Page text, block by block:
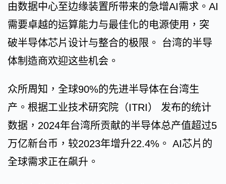
由数据中心至边缘装置所带来的急增AI需求。AI
需要卓越的运算能力与最佳化的电源使用，突
破半导体芯片设计与整合的极限。 台湾的半导
体制造商欢迎这些机会。
众所周知，全球90%的先进半导体在台湾生
产。根据工业技术研究院（ITRI） 发布的统计
数据，2024年台湾所贡献的半导体总产值超过5
万亿新台币，较2023年增升22.4%。 AI芯片的
全球需求正在飙升。